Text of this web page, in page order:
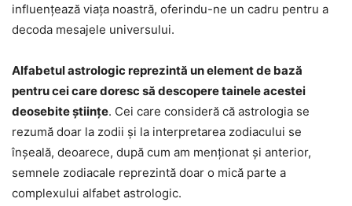
influențează viața noastră, oferindu-ne un cadru pentru a
decoda mesajele universului.
Alfabetul astrologic reprezintă un element de bază
pentru cei care doresc să descopere tainele acestei
deosebite științe. Cei care consideră că astrologia se
rezumă doar la zodii și la interpretarea zodiacului se
înșeală, deoarece, după cum am menționat și anterior,
semnele zodiacale reprezintă doar o mică parte a
complexului alfabet astrologic.